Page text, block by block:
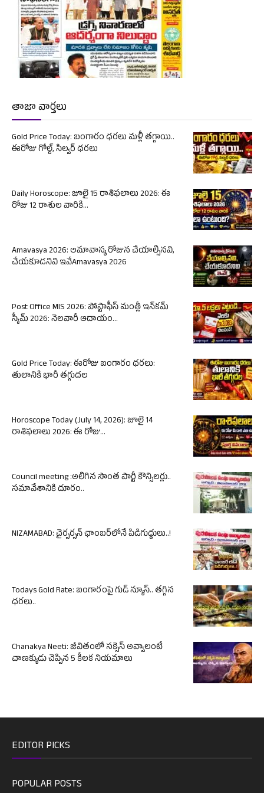
తాజా వార్తలు
Gold Price Today: బంగారం ధరలు మళ్లీ తగ్గాయి..
ఈరోజు గోల్డ్, సిల్వర్ ధరలు
Daily Horoscope: జూలై 15 రాశిఫలాలు 2026: ఈ
రోజు 12 రాశుల వారికి...
Amavasya 2026: అమావాస్య రోజున చేయాల్సినవి,
చేయకూడనివి ఇవేAmavasya 2026
Post Office MIS 2026: పోస్టాఫీస్ మంత్లీ ఇన్‌కమ్
స్కీమ్ 2026: నెలవారీ ఆదాయం...
Gold Price Today: ఈరోజు బంగారం ధరలు:
తులానికి భారీ తగ్గుదల
Horoscope Today (July 14, 2026): జూలై 14
రాశిఫలాలు 2026: ఈ రోజు...
Council meeting :అలిగిన సొంత పార్టీ కౌన్సిలర్లు..
సమావేశానికి దూరం..
NIZAMABAD: చైర్పర్సన్ ఛాంబర్‌లోనే పిడిగుద్దులు..!
Todays Gold Rate: బంగారంపై గుడ్ న్యూస్.. తగ్గిన
ధరలు..
Chanakya Neeti: జీవితంలో సక్సెస్ అవ్వాలంటే
చాణక్యుడు చెప్పిన 5 కీలక నియమాలు
EDITOR PICKS
POPULAR POSTS